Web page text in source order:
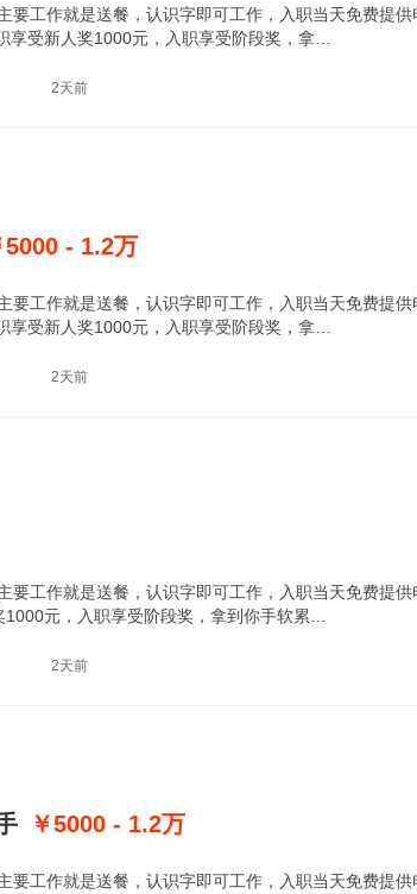
要工作就是送餐，认识字即可工作，入职当天免费提
享受新人奖1000元，入职享受阶段奖，拿…
2天前
5000 - 1.2万
要工作就是送餐，认识字即可工作，入职当天免费提
享受新人奖1000元，入职享受阶段奖，拿…
2天前
要工作就是送餐，认识字即可工作，入职当天免费提
元，入职享受阶段奖，拿到你手软累…
2天前
￥5000 - 1.2万
要工作就是送餐，认识字即可工作，入职当天免费提